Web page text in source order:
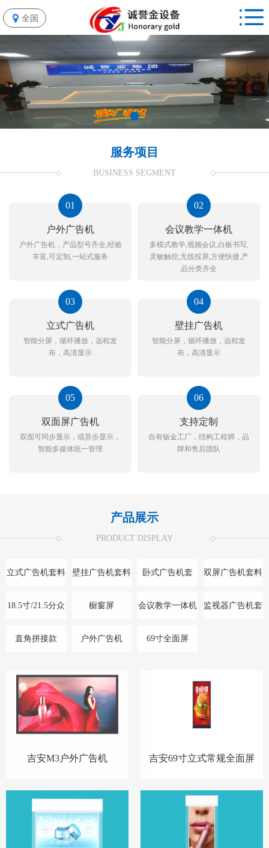
全国
服务项目
BUSINESS SEGMENT
01
户外广告机
户外广告机，产品型号齐全,经验
丰富,可定制,一站式服务
02
会议教学一体机
多模式教学,视频会议,白板书写,
灵敏触控,无线投屏,方便快捷,产
品分类齐全
03
立式广告机
智能分屏，循环播放，远程发
布，高清显示
04
壁挂广告机
智能分屏，循环播放，远程发
布，高清显示
05
双面屏广告机
双面可同步显示，或异步显示，
智能多媒体统一管理
06
支持定制
自有钣金工厂，结构工程师，品
牌和售后团队
产品展示
PRODUCT DISPLAY
立式广告机套料 壁挂广告机套料 卧式广告机套
料/底座
双屏广告机套料
18.5寸/21.5分众
款
橱窗屏 会议教学一体机 监视器广告机套
直角拼接款 户外广告机 69寸全面屏
吉安M3户外广告机 吉安69寸立式常规全面屏